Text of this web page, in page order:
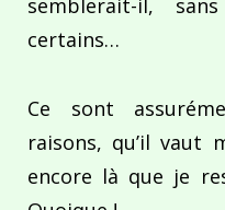
semblerait-il,
certains…
Ce sont
raisons, qu’il vaut
encore là que je